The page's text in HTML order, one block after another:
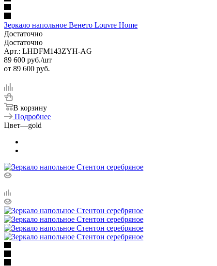
Зеркало напольное Венето Louvre Home
Достаточно
Достаточно
Арт.: LHDFM143ZYH-AG
89 600 руб./шт
от 89 600 руб.
В корзину
Подробнее
Цвет—gold